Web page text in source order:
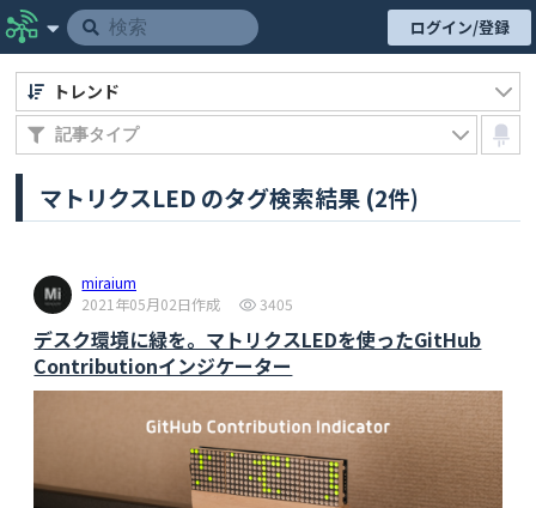
ログイン/登録
マトリクスLED のタグ検索結果 (2件)
トレンド
miraium
2021年05月02日作成
3405
デスク環境に緑を。マトリクスLEDを使ったGitHub
Contributionインジケーター